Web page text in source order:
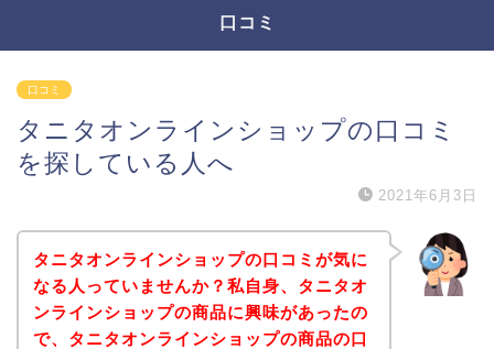
口コミ
口コミ
タニタオンラインショップの口コミ
を探している人へ
2021年6月3日
タニタオンラインショップの口コミが気に
なる人っていませんか？私自身、タニタオ
ンラインショップの商品に興味があったの
で、タニタオンラインショップの商品の口